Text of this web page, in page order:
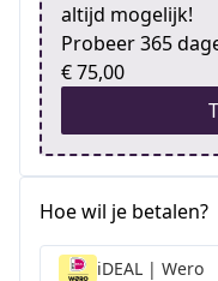
altijd mogelijk!
Probeer 365
€ 75,00
Hoe wil je betalen?
iDEAL | Wero